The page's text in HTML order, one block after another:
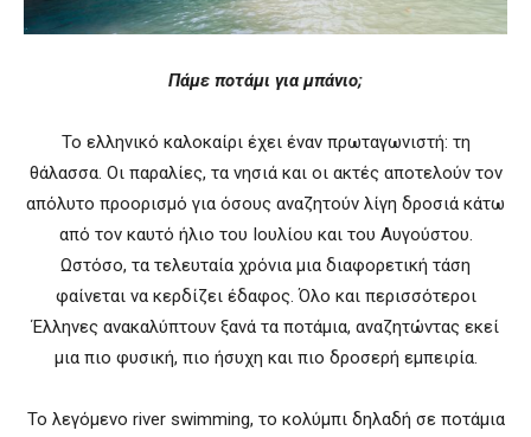
Πάμε ποτάμι για μπάνιο;
Το ελληνικό καλοκαίρι έχει έναν πρωταγωνιστή: τη
θάλασσα. Οι παραλίες, τα νησιά και οι ακτές αποτελούν τον
απόλυτο προορισμό για όσους αναζητούν λίγη δροσιά κάτω
από τον καυτό ήλιο του Ιουλίου και του Αυγούστου.
Ωστόσο, τα τελευταία χρόνια μια διαφορετική τάση
φαίνεται να κερδίζει έδαφος. Όλο και περισσότεροι
Έλληνες ανακαλύπτουν ξανά τα ποτάμια, αναζητώντας εκεί
μια πιο φυσική, πιο ήσυχη και πιο δροσερή εμπειρία.
Το λεγόμενο river swimming, το κολύμπι δηλαδή σε ποτάμια